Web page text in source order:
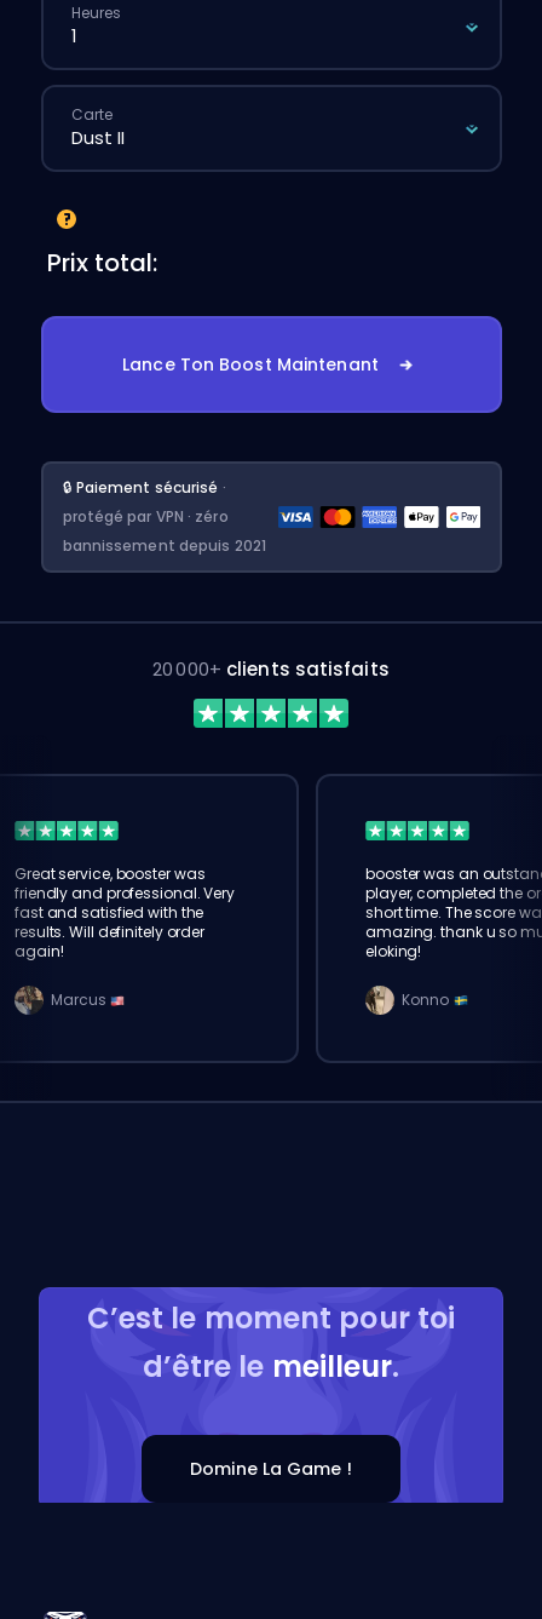
Heures
Carte
Prix total:
Lance Ton Boost Maintenant
🔒 Paiement sécurisé ·
protégé par VPN · zéro
bannissement depuis 2021
20 000+ clients satisfaits
Great service, booster was
friendly and professional. Very
fast and satisfied with the
results. Will definitely order
again!
Marcus
booster was an
player, completed the
short time. The score
amazing. thank u so
eloking!
Konno
C’est le moment pour toi
d’être le meilleur.
Domine La Game !